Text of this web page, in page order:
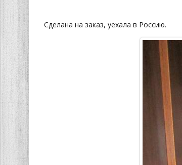
Сделана на заказ, уехала в Россию.